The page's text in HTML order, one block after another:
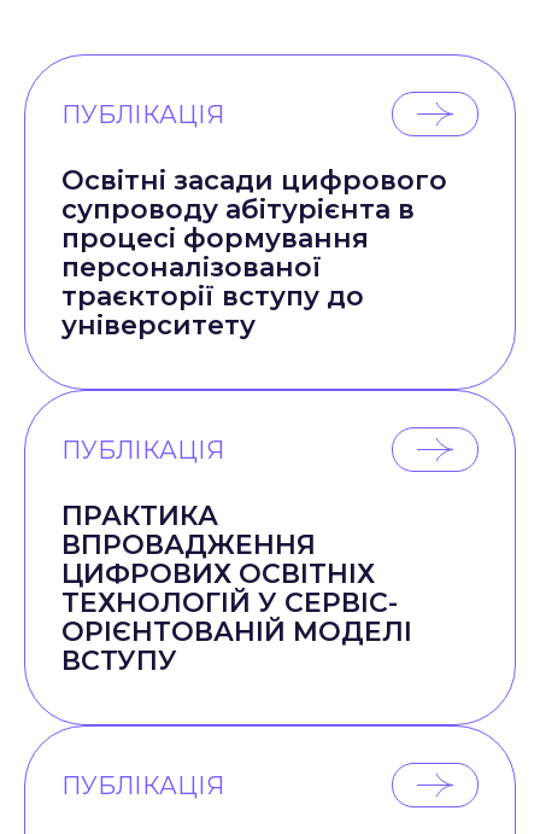
ПУБЛІКАЦІЯ
Освітні засади цифрового
супроводу абітурієнта в
процесі формування
персоналізованої
траєкторії вступу до
університету
ПУБЛІКАЦІЯ
ПРАКТИКА
ВПРОВАДЖЕННЯ
ЦИФРОВИХ ОСВІТНІХ
ТЕХНОЛОГІЙ У СЕРВІС-
ОРІЄНТОВАНІЙ МОДЕЛІ
ВСТУПУ
ПУБЛІКАЦІЯ